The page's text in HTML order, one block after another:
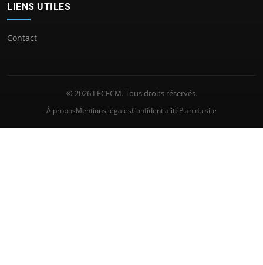
LIENS UTILES
Contact
© 2026 LECFCM. Tous droits réservés.
À proposMentions légalesConfidentialitéPlan du site